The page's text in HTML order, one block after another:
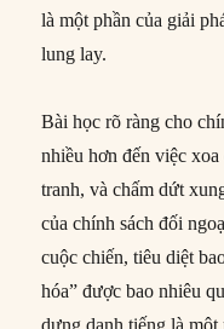
là một phần của giải
lung lay.
Bài học rõ ràng cho
nhiều hơn đến việc
tranh, và chấm dứt
của chính sách đối
cuộc chiến, tiêu diệt
hóa” được bao nhiêu
dựng danh tiếng là một